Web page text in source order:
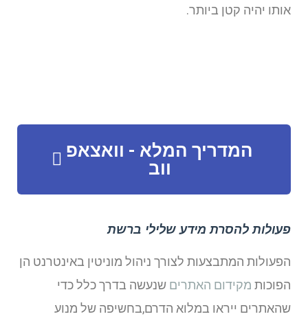
אותו יהיה קטן ביותר.
המדריך המלא - וואצאפ
ווב
פעולות להסרת מידע שלילי ברשת
הפעולות המתבצעות לצורך ניהול מוניטין באינטרנט הן
הפוכות מקידום האתרים שנעשה בדרך כלל כדי
שהאתרים ייראו במלוא הדרם,בחשיפה של מנוע